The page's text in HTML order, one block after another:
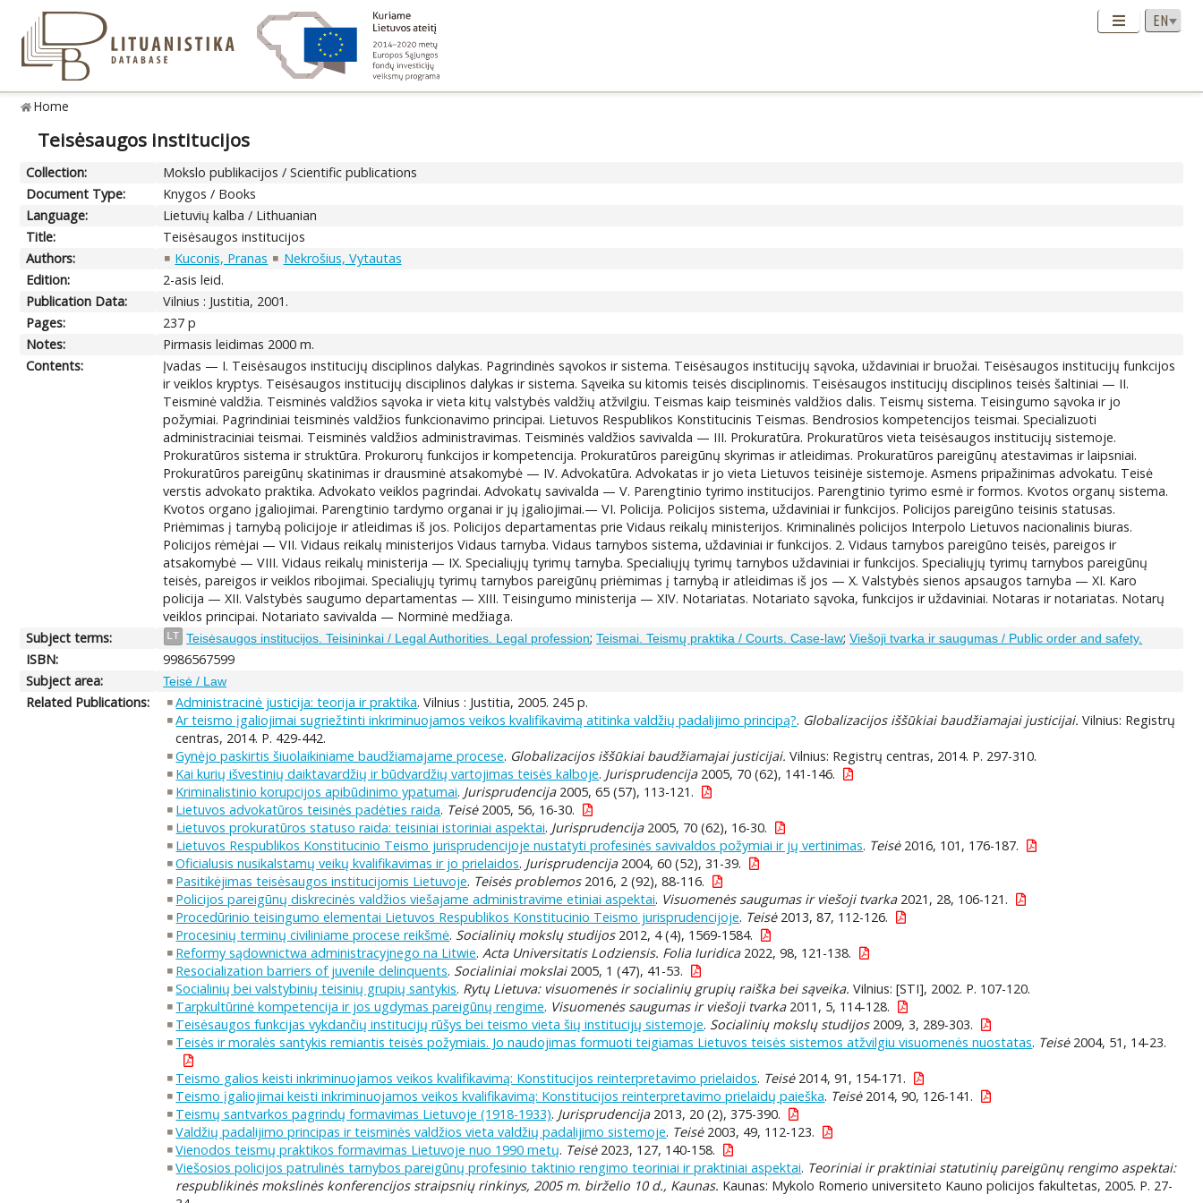
Home
Teisėsaugos institucijos
Collection:
Mokslo publikacijos / Scientific publications
Document Type:
Knygos / Books
Language:
Lietuvių kalba / Lithuanian
Title:
Teisėsaugos institucijos
Authors:
Kuconis, Pranas
Nekrošius, Vytautas
Edition:
2-asis leid.
Publication Data:
Vilnius : Justitia, 2001.
Pages:
237 p
Notes:
Pirmasis leidimas 2000 m.
Contents:
Įvadas — I. Teisėsaugos institucijų disciplinos dalykas. Pagrindinės sąvokos ir sistema. Teisėsaugos institucijų sąvoka, uždaviniai ir bruožai. Teisėsaugos institucijų funkcijos
ir veiklos kryptys. Teisėsaugos institucijų disciplinos dalykas ir sistema. Sąveika su kitomis teisės disciplinomis. Teisėsaugos institucijų disciplinos teisės šaltiniai — II.
Teisminė valdžia. Teisminės valdžios sąvoka ir vieta kitų valstybės valdžių atžvilgiu. Teismas kaip teisminės valdžios dalis. Teismų sistema. Teisingumo sąvoka ir jo
požymiai. Pagrindiniai teisminės valdžios funkcionavimo principai. Lietuvos Respublikos Konstitucinis Teismas. Bendrosios kompetencijos teismai. Specializuoti
administraciniai teismai. Teisminės valdžios administravimas. Teisminės valdžios savivalda — III. Prokuratūra. Prokuratūros vieta teisėsaugos institucijų sistemoje.
Prokuratūros sistema ir struktūra. Prokurorų funkcijos ir kompetencija. Prokuratūros pareigūnų skyrimas ir atleidimas. Prokuratūros pareigūnų atestavimas ir laipsniai.
Prokuratūros pareigūnų skatinimas ir drausminė atsakomybė — IV. Advokatūra. Advokatas ir jo vieta Lietuvos teisinėje sistemoje. Asmens pripažinimas advokatu. Teisė
verstis advokato praktika. Advokato veiklos pagrindai. Advokatų savivalda — V. Parengtinio tyrimo institucijos. Parengtinio tyrimo esmė ir formos. Kvotos organų sistema.
Kvotos organo įgaliojimai. Parengtinio tardymo organai ir jų įgaliojimai.— VI. Policija. Policijos sistema, uždaviniai ir funkcijos. Policijos pareigūno teisinis statusas.
Priėmimas į tarnybą policijoje ir atleidimas iš jos. Policijos departamentas prie Vidaus reikalų ministerijos. Kriminalinės policijos Interpolo Lietuvos nacionalinis biuras.
Policijos rėmėjai — VII. Vidaus reikalų ministerijos Vidaus tarnyba. Vidaus tarnybos sistema, uždaviniai ir funkcijos. 2. Vidaus tarnybos pareigūno teisės, pareigos ir
atsakomybė — VIII. Vidaus reikalų ministerija — IX. Specialiųjų tyrimų tarnyba. Specialiųjų tyrimų tarnybos uždaviniai ir funkcijos. Specialiųjų tyrimų tarnybos pareigūnų
teisės, pareigos ir veiklos ribojimai. Specialiųjų tyrimų tarnybos pareigūnų priėmimas į tarnybą ir atleidimas iš jos — X. Valstybės sienos apsaugos tarnyba — XI. Karo
policija — XII. Valstybės saugumo departamentas — XIII. Teisingumo ministerija — XIV. Notariatas. Notariato sąvoka, funkcijos ir uždaviniai. Notaras ir notariatas. Notarų
veiklos principai. Notariato savivalda — Norminė medžiaga.
Subject terms:
LT Teisėsaugos institucijos. Teisininkai / Legal Authorities. Legal profession;Teismai. Teismų praktika / Courts. Case-law;Viešoji tvarka ir saugumas / Public order and safety.
ISBN:
9986567599
Subject area:
Teisė / Law
Related Publications: Administracinė justicija: teorija ir praktika. Vilnius : Justitia, 2005. 245 p.
Ar teismo įgaliojimai sugriežtinti inkriminuojamos veikos kvalifikavimą atitinka valdžių padalijimo principą?. Globalizacijos iššūkiai baudžiamajai justicijai. Vilnius: Registrų
centras, 2014. P. 429-442.
Gynėjo paskirtis šiuolaikiniame baudžiamajame procese. Globalizacijos iššūkiai baudžiamajai justicijai. Vilnius: Registrų centras, 2014. P. 297-310.
Kai kurių išvestinių daiktavardžių ir būdvardžių vartojimas teisės kalboje. Jurisprudencija2005, 70 (62), 141-146.
Kriminalistinio korupcijos apibūdinimo ypatumai. Jurisprudencija2005, 65 (57), 113-121.
Lietuvos advokatūros teisinės padėties raida. Teisė2005, 56, 16-30.
Lietuvos prokuratūros statuso raida: teisiniai istoriniai aspektai. Jurisprudencija2005, 70 (62), 16-30.
Lietuvos Respublikos Konstitucinio Teismo jurisprudencijoje nustatyti profesinės savivaldos požymiai ir jų vertinimas. Teisė2016, 101, 176-187.
Oficialusis nusikalstamų veikų kvalifikavimas ir jo prielaidos. Jurisprudencija2004, 60 (52), 31-39.
Pasitikėjimas teisėsaugos institucijomis Lietuvoje. Teisės problemos2016, 2 (92), 88-116.
Policijos pareigūnų diskrecinės valdžios viešajame administravime etiniai aspektai. Visuomenės saugumas ir viešoji tvarka2021, 28, 106-121.
Procedūrinio teisingumo elementai Lietuvos Respublikos Konstitucinio Teismo jurisprudencijoje. Teisė2013, 87, 112-126.
Procesinių terminų civiliniame procese reikšmė. Socialinių mokslų studijos2012, 4 (4), 1569-1584.
Reformy sądownictwa administracyjnego na Litwie. Acta Universitatis Lodziensis. Folia Iuridica2022, 98, 121-138.
Resocialization barriers of juvenile delinquents. Socialiniai mokslai2005, 1 (47), 41-53.
Socialinių bei valstybinių teisinių grupių santykis. Rytų Lietuva: visuomenės ir socialinių grupių raiška bei sąveika. Vilnius: [STI], 2002. P. 107-120.
Tarpkultūrinė kompetencija ir jos ugdymas pareigūnų rengime. Visuomenės saugumas ir viešoji tvarka2011, 5, 114-128.
Teisėsaugos funkcijas vykdančių institucijų rūšys bei teismo vieta šių institucijų sistemoje. Socialinių mokslų studijos2009, 3, 289-303.
Teisės ir moralės santykis remiantis teisės požymiais. Jo naudojimas formuoti teigiamas Lietuvos teisės sistemos atžvilgiu visuomenės nuostatas. Teisė2004, 51, 14-23.
Teismo galios keisti inkriminuojamos veikos kvalifikavimą: Konstitucijos reinterpretavimo prielaidos. Teisė2014, 91, 154-171.
Teismo įgaliojimai keisti inkriminuojamos veikos kvalifikavimą: Konstitucijos reinterpretavimo prielaidų paieška. Teisė2014, 90, 126-141.
Teismų santvarkos pagrindų formavimas Lietuvoje (1918-1933). Jurisprudencija2013, 20 (2), 375-390.
Valdžių padalijimo principas ir teisminės valdžios vieta valdžių padalijimo sistemoje. Teisė2003, 49, 112-123.
Vienodos teismų praktikos formavimas Lietuvoje nuo 1990 metų. Teisė2023, 127, 140-158.
Viešosios policijos patrulinės tarnybos pareigūnų profesinio taktinio rengimo teoriniai ir praktiniai aspektai. Teoriniai ir praktiniai statutinių pareigūnų rengimo aspektai:
respublikinės mokslinės konferencijos straipsnių rinkinys, 2005 m. birželio 10 d., Kaunas. Kaunas: Mykolo Romerio universiteto Kauno policijos fakultetas, 2005. P. 27-